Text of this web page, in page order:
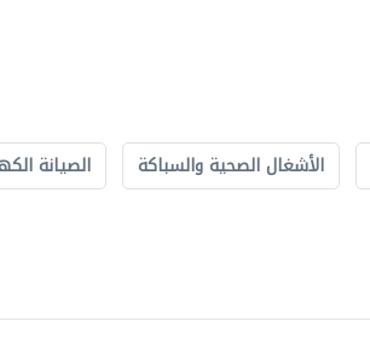
الأشغال الصحية والسباكة الصيانة